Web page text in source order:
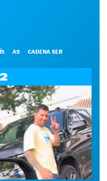
AS CADENA SER
2